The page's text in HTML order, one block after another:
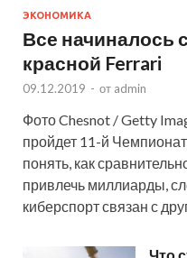
ЭКОНОМИКА
Все начиналось
красной Ferrari
09.12.2019 - от admin
Фото Chesnot / Getty
пройдет 11-й
понять, как
привлечь миллиарды,
киберспорт связан с